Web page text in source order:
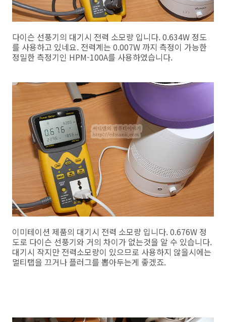
다이슨 선풍기의 대기시 전력 소모량 입니다. 0.634W 정도
를 사용하고 있네요. 전력계는 0.007W 까지 측정이 가능한
정밀한 측정기인 HPM-100A를 사용하였습니다.
이미테이션 제품의 대기시 전력 소모량 입니다. 0.676W 정
도로 다이슨 선풍기와 거의 차이가 없는것을 알 수 있습니다.
대기시 작지만 전력소모량이 있으므로 사용하지 않을시에는
멀티탭을 끄거나 플러그를 뽑아두는게 좋겠죠.